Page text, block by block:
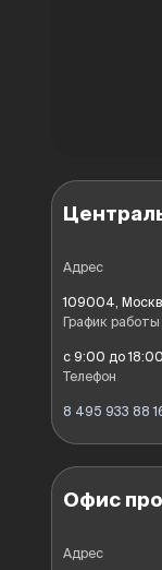
Адрес
109004,
График работы
с 9:00 до
Телефон
8 495 933 88
Офис
Адрес